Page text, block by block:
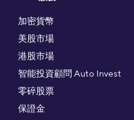
加密貨幣
美股市場
港股市場
智能投資顧問 Auto Invest
零碎股票
保證金